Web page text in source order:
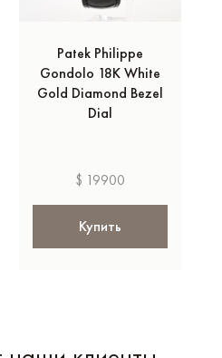
Patek Philippe
Gondolo 18K White
Gold Diamond Bezel
Dial
$ 19900
Купить